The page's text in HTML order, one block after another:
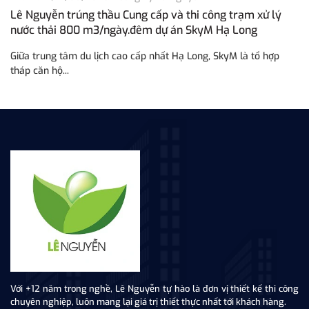
Lê Nguyễn trúng thầu Cung cấp và thi công trạm xử lý
nước thải 800 m3/ngày.đêm dự án SkyM Hạ Long
Giữa trung tâm du lịch cao cấp nhất Hạ Long, SkyM là tổ hợp
tháp căn hộ...
Với +12 năm trong nghề, Lê Nguyễn tự hào là đơn vị thiết kế thi công
chuyên nghiệp, luôn mang lại giá trị thiết thực nhất tới khách hàng.